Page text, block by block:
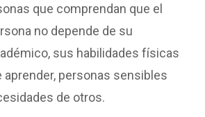
que comprendan que el
no depende de su
sus habilidades físicas
aprender, personas sensibles
de otros.